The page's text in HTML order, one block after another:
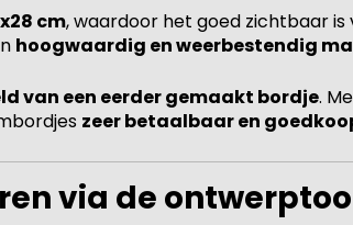
cm, waardoor het goed zichtbaar
hoogwaardig en weerbestendig
van een eerder gemaakt bordje.
zeer betaalbaar en
via de